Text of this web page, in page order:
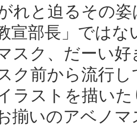
れと迫るその
宣部長」では
マスク、だーい
ク前から流行
ラストを描い
揃いのアベノ